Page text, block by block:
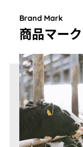
Brand Mark
商品マーク